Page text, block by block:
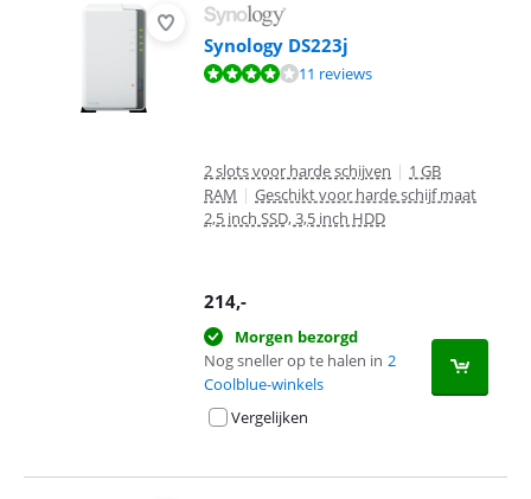
Synology DS223j
Beoordeling is 8,4 van de 10, gebaseerd op 11 reviews.
11 reviews
2 slots voor harde schijven | 1 GB
RAM | Geschikt voor harde schijf maat
2,5 inch SSD, 3,5 inch HDD
214,-
Morgen bezorgd
Nog sneller op te halen in 2
Coolblue-winkels
Vergelijken